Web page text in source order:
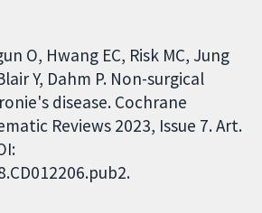
O, Hwang EC, Risk MC, Jung
Y, Dahm P. Non-surgical
disease. Cochrane
Reviews 2023, Issue 7. Art.